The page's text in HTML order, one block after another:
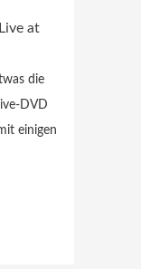
at
die
DVD
einigen